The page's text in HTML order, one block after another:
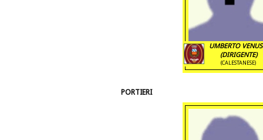
UMBERTO
(DIRIGENTE)
(CALESTANESE)
PORTIERI